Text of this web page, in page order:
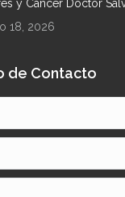
y Cáncer Doctor
18, 2026
de Contacto